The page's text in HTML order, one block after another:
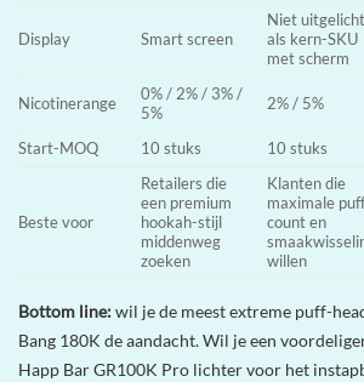
Display Smart screen
Niet uitgelicht
als kern-SKU
met scherm
Nicotinerange
0% / 2% / 3% /
5%
2% / 5%
Start-MOQ 10 stuks 10 stuks
Beste voor
Retailers die
een premium
hookah-stijl
middenweg
zoeken
Klanten die
maximale
count en
willen
Bottom line:wil je de meest extreme puff-
Bang 180K de aandacht. Wil je een
Happ Bar GR100K Pro lichter voor het